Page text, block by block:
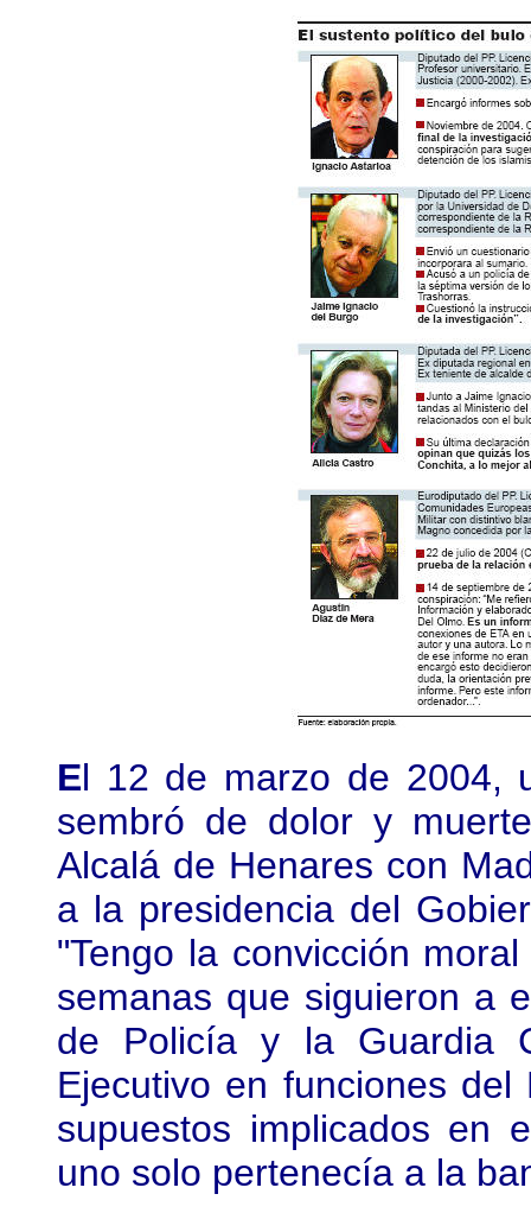
El 12 de marzo de 2004,
sembró de dolor y
Alcalá de Henares con
a la presidencia del
"Tengo la convicción
semanas que siguieron a
de Policía y la Guardia
Ejecutivo en funciones
supuestos implicados en
uno solo pertenecía a la